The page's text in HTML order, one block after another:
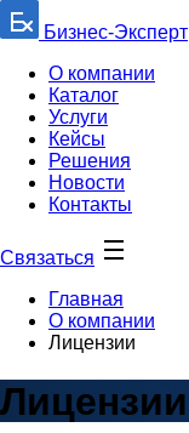
Бизнес-Эксперт
О компании
Каталог
Услуги
Кейсы
Решения
Новости
Контакты
Связаться
Главная
О компании
Лицензии
Лицензии